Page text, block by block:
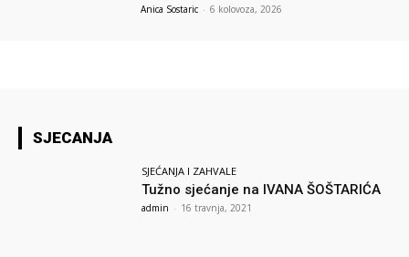
Anica Sostaric - 6 kolovoza, 2026
SJECANJA
SJEĆANJA I ZAHVALE
Tužno sjećanje na IVANA ŠOŠTARIĆA
admin - 16 travnja, 2021